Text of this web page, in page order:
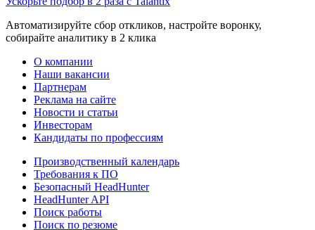
Автоматизируйте сбор откликов, настройте воронку,
собирайте аналитику в 2 клика
О компании
Наши вакансии
Партнерам
Реклама на сайте
Новости и статьи
Инвесторам
Кандидаты по профессиям
Производственный календарь
Требования к ПО
Безопасный HeadHunter
HeadHunter API
Поиск работы
Поиск по резюме